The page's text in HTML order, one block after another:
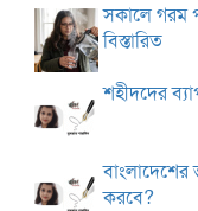
সকালে গরম
বিস্তারিত
শহীদদের
করবে?